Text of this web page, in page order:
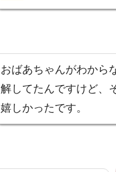
おばあちゃんがわから
解してたんですけど、
嬉しかったです。